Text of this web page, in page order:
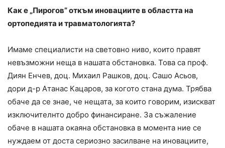
Как е „Пирогов” откъм иновациите в областта на
ортопедията и травматологията?
Имаме специалисти на световно ниво, които правят
невъзможни неща в нашата обстановка. Това са проф.
Диян Енчев, доц. Михаил Рашков, доц. Сашо Асьов,
дори д-р Атанас Кацаров, за когото стана дума. Трябва
обаче да се знае, че нещата, за които говорим, изискват
изключителнто добро финансиране. За съжаление
обаче в нашата окаяна обстановка в момента ние се
нуждаем от доста сериозно засилване на иновациите,